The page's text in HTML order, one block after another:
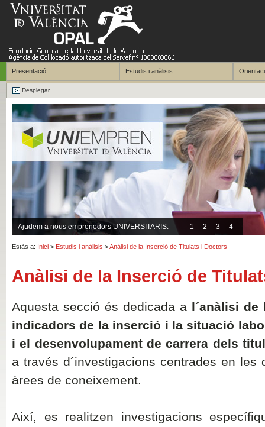
Presentació Estudis i anàlisis
Desplegar
Ajudem a nous emprenedors UNIVERSITARIS. 1 2 3 4
Estàs a: Inici > Estudis i anàlisis >Anàlisi de la Inserció de Titulats i Doctors
Anàlisi de la Inserció de
Aquesta secció és dedicada a l´anàlisi
indicadors de la inserció i la situació
i el desenvolupament de carrera dels
a través d´investigacions centrades en
àrees de coneixement.
Així, es realitzen investigacions